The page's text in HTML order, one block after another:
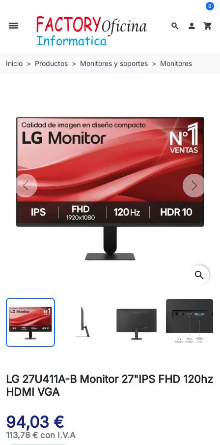
search
dehaze  shopping_cart
0
Inicio Productos Monitores y soportes Monitores
Previous Next
LG 27U411A-B Monitor 27"IPS FHD 120hz
HDMI VGA
94,03 €
113,78 € con I.V.A